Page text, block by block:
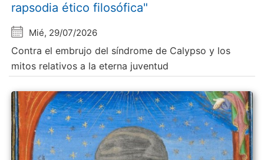
rapsodia ético filosófica"
Mié, 29/07/2026
Contra el embrujo del síndrome de Calypso y los
mitos relativos a la eterna juventud